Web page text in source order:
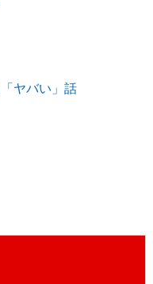
ヤバい」話